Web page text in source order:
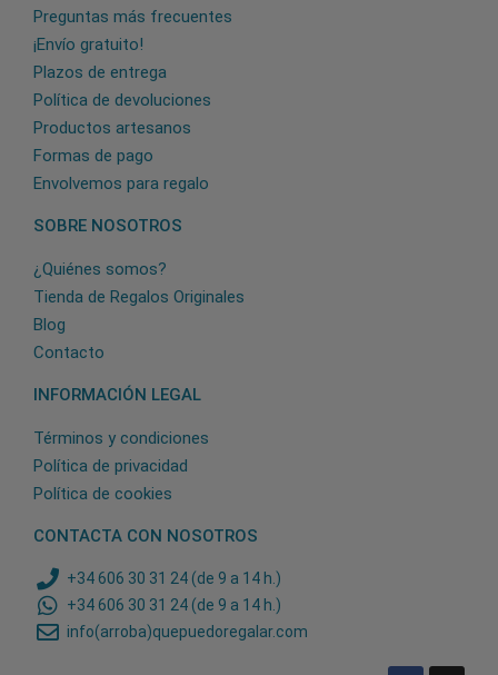
Preguntas más frecuentes
¡Envío gratuito!
Plazos de entrega
Política de devoluciones
Productos artesanos
Formas de pago
Envolvemos para regalo
SOBRE NOSOTROS
¿Quiénes somos?
Tienda de Regalos Originales
Blog
Contacto
INFORMACIÓN LEGAL
Términos y condiciones
Política de privacidad
Política de cookies
CONTACTA CON NOSOTROS
+34 606 30 31 24 (de 9 a 14 h.)
+34 606 30 31 24 (de 9 a 14 h.)
info(arroba)quepuedoregalar.com